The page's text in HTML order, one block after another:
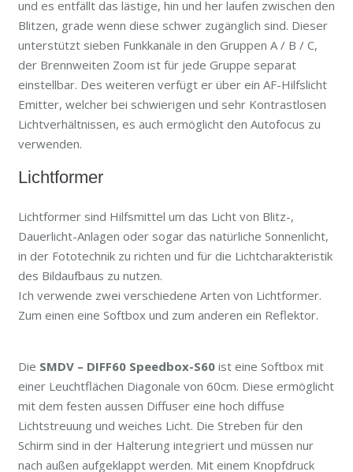
und es entfällt das lästige, hin und her laufen zwischen den
Blitzen, grade wenn diese schwer zugänglich sind. Dieser
unterstützt sieben Funkkanäle in den Gruppen A / B / C,
der Brennweiten Zoom ist für jede Gruppe separat
einstellbar. Des weiteren verfügt er über ein AF-Hilfslicht
Emitter, welcher bei schwierigen und sehr Kontrastlosen
Lichtverhältnissen, es auch ermöglicht den Autofocus zu
verwenden.
Lichtformer
Lichtformer sind Hilfsmittel um das Licht von Blitz-,
Dauerlicht-Anlagen oder sogar das natürliche Sonnenlicht,
in der Fototechnik zu richten und für die Lichtcharakteristik
des Bildaufbaus zu nutzen.
Ich verwende zwei verschiedene Arten von Lichtformer.
Zum einen eine Softbox und zum anderen ein Reflektor.
Die SMDV – DIFF60 Speedbox-S60 ist eine Softbox mit
einer Leuchtflächen Diagonale von 60cm. Diese ermöglicht
mit dem festen aussen Diffuser eine hoch diffuse
Lichtstreuung und weiches Licht. Die Streben für den
Schirm sind in der Halterung integriert und müssen nur
nach außen aufgeklappt werden. Mit einem Knopfdruck